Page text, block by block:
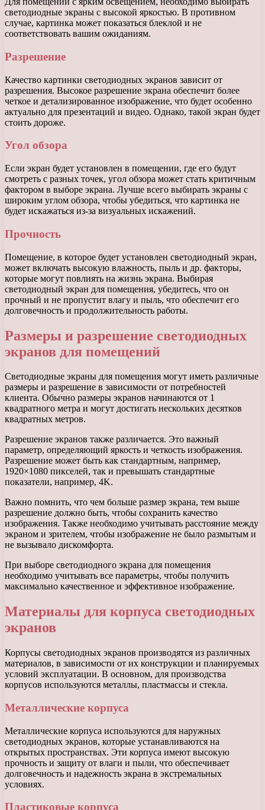
светодиодные экраны с высокой яркостью. В противном
случае, картинка может показаться блеклой и не
соответствовать вашим ожиданиям.
Разрешение
Качество картинки светодиодных экранов зависит от
разрешения. Высокое разрешение экрана обеспечит более
четкое и детализированное изображение, что будет особенно
актуально для презентаций и видео. Однако, такой экран будет
стоить дороже.
Угол обзора
Если экран будет установлен в помещении, где его будут
смотреть с разных точек, угол обзора может стать критичным
фактором в выборе экрана. Лучше всего выбирать экраны с
широким углом обзора, чтобы убедиться, что картинка не
будет искажаться из-за визуальных искажений.
Прочность
Помещение, в которое будет установлен светодиодный экран,
может включать высокую влажность, пыль и др. факторы,
которые могут повлиять на жизнь экрана. Выбирая
светодиодный экран для помещения, убедитесь, что он
прочный и не пропустит влагу и пыль, что обеспечит его
долговечность и продолжительность работы.
Размеры и разрешение светодиодных
экранов для помещений
Светодиодные экраны для помещения могут иметь различные
размеры и разрешение в зависимости от потребностей
клиента. Обычно размеры экранов начинаются от 1
квадратного метра и могут достигать нескольких десятков
квадратных метров.
Разрешение экранов также различается. Это важный
параметр, определяющий яркость и четкость изображения.
Разрешение может быть как стандартным, например,
1920×1080 пикселей, так и превышать стандартные
показатели, например, 4K.
Важно помнить, что чем больше размер экрана, тем выше
разрешение должно быть, чтобы сохранить качество
изображения. Также необходимо учитывать расстояние между
экраном и зрителем, чтобы изображение не было размытым и
не вызывало дискомфорта.
При выборе светодиодного экрана для помещения
необходимо учитывать все параметры, чтобы получить
максимально качественное и эффективное изображение.
Материалы для корпуса светодиодных
экранов
Корпусы светодиодных экранов производятся из различных
материалов, в зависимости от их конструкции и планируемых
условий эксплуатации. В основном, для производства
корпусов используются металлы, пластмассы и стекла.
Металлические корпуса
Металлические корпуса используются для наружных
светодиодных экранов, которые устанавливаются на
открытых пространствах. Эти корпуса имеют высокую
прочность и защиту от влаги и пыли, что обеспечивает
долговечность и надежность экрана в экстремальных
условиях.
Пластиковые корпуса